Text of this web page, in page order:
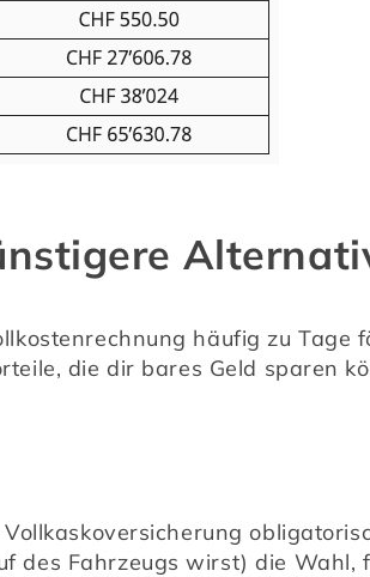
häufig zu Tage
die dir bares Geld sparen
des Fahrzeugs wirst) die Wahl,